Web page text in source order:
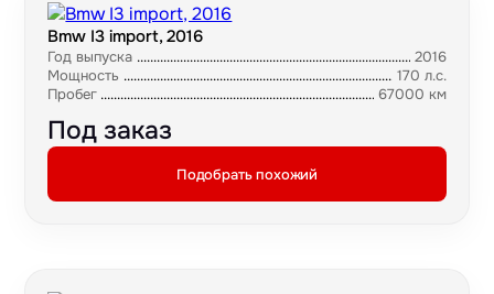
Bmw I3 import, 2016
Год выпуска
2016
Мощность
170 л.с.
Пробег
67000 км
Под заказ
Подобрать похожий